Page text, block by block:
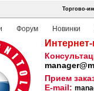
Торгово-
Форум Новинки
Прием
E-mail: